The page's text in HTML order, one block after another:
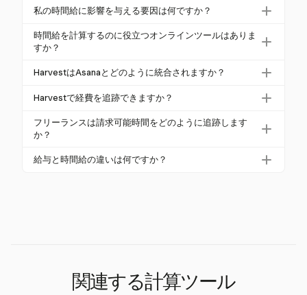
給与を時間単価に変換するには、年収を年間の労働
労働時間は2,080時間です。例えば、50,000ドルの給
与は約24.04ドルの時間単価に相当します。無給の休
暇や事業経費を考慮してこの率を調整してくださ
私の時間給に影響を与える要因は何ですか？
時間給は、地域、業界、経験などのさまざまな要因
によって影響を受けます。税金や事業経費も重要な
純利益を決定する際に15.3%の自己雇用税を考慮する
必要があります。
時間給を計算するのに役立つオンラインツールはありま
すか？
はい、オンラインの時間単価計算機は、希望する年
決定するのに役立ちます。これらのツールはプロセ
に関する情報に基づいた決定をサポートします。
HarvestはAsanaとどのように統合されますか？
HarvestはAsanaとシームレスに統合されており、Asa
により、プロジェクト管理が効率化され、請求書作
成や報告のための正確な時間追跡が保証されます。
Harvestで経費を追跡できますか？
はい、Harvestでは領収書をキャプチャし、プロジェ
クトごとにコストを整理することで、経費を効果的
ジェクト関連の経費が計上され、クライアントの請
フリーランスは請求可能時間をどのように追跡します
か？
フリーランスは、Harvestのようなタイムトラッキン
給与と時間給の違いは何ですか？
関連する計算ツール